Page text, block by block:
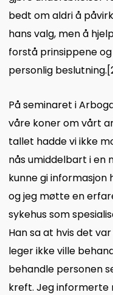
bedt om aldri å
hans valg, men å
forstå prinsippene
personlig beslutning.
På seminaret i
våre koner om vårt
tallet hadde vi ikke
nås umiddelbart i en
kunne gi informasjon
og jeg møtte en
sykehus som
Han sa at hvis det
leger ikke ville
behandle personen
kreft. Jeg informerte